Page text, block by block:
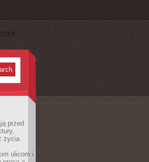
przed
życia.
ulicom i